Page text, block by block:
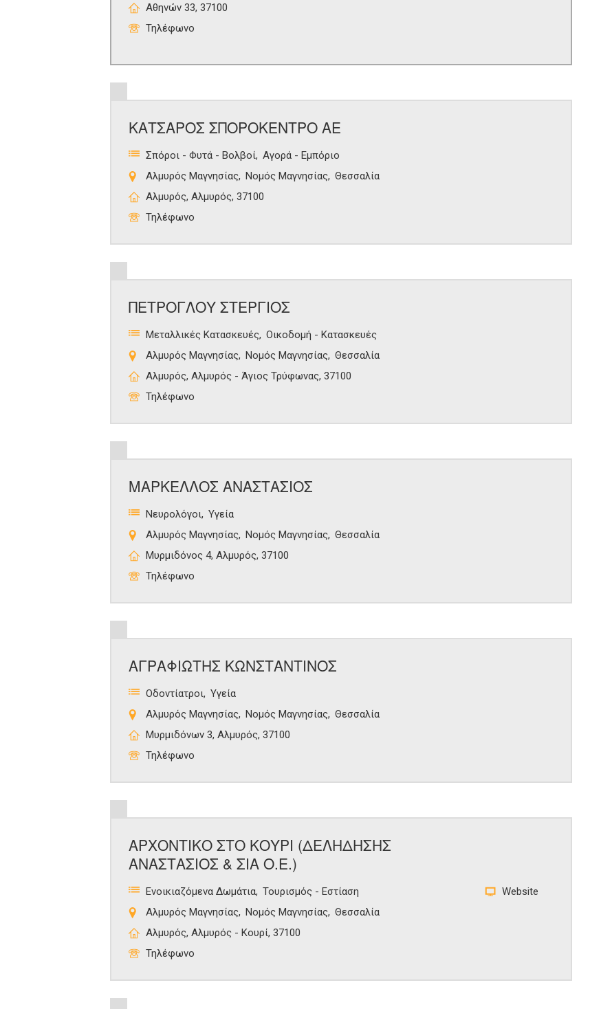
Αθηνών 33, 37100
Τηλέφωνο
ΚΑΤΣΑΡΟΣ ΣΠΟΡΟΚΕΝΤΡΟ ΑΕ
Σπόροι - Φυτά - Βολβοί Αγορά - Εμπόριο
Αλμυρός Μαγνησίας
Νομός Μαγνησίας
Θεσσαλία
Αλμυρός, Αλμυρός, 37100
Τηλέφωνο
ΠΕΤΡΟΓΛΟΥ ΣΤΕΡΓΙΟΣ
Μεταλλικές Κατασκευές
Οικοδομή - Κατασκευές
Αλμυρός Μαγνησίας
Νομός Μαγνησίας
Θεσσαλία
Αλμυρός, Αλμυρός - Άγιος Τρύφωνας, 37100
Τηλέφωνο
ΜΑΡΚΕΛΛΟΣ ΑΝΑΣΤΑΣΙΟΣ
Νευρολόγοι Υγεία
Αλμυρός Μαγνησίας
Νομός Μαγνησίας
Θεσσαλία
Μυρμιδόνος 4, Αλμυρός, 37100
Τηλέφωνο
ΑΓΡΑΦΙΩΤΗΣ ΚΩΝΣΤΑΝΤΙΝΟΣ
Οδοντίατροι Υγεία
Αλμυρός Μαγνησίας
Νομός Μαγνησίας
Θεσσαλία
Μυρμιδόνων 3, Αλμυρός, 37100
Τηλέφωνο
ΑΡΧΟΝΤΙΚΟ ΣΤΟ ΚΟΥΡΙ (ΔΕΛΗΔΗΣΗΣ
ΑΝΑΣΤΑΣΙΟΣ & ΣΙΑ Ο.Ε.)
Ενοικιαζόμενα Δωμάτια Τουρισμός - Εστίαση
Αλμυρός Μαγνησίας
Νομός Μαγνησίας
Θεσσαλία
Αλμυρός, Αλμυρός - Κουρί, 37100
Τηλέφωνο
Website